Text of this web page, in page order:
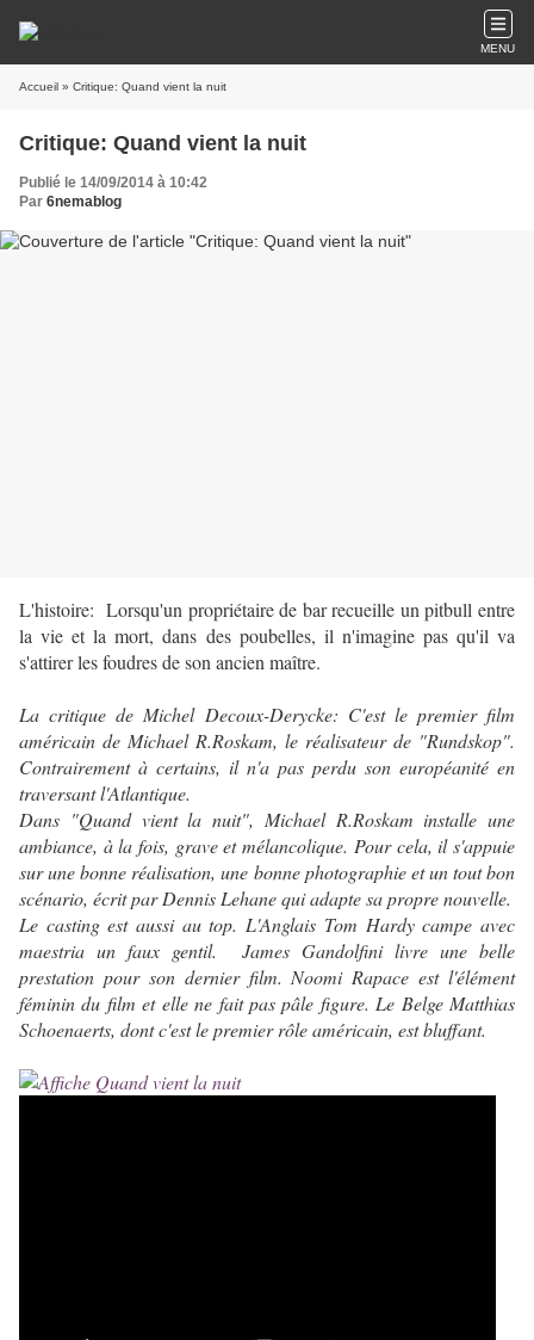
MENU
Accueil » Critique: Quand vient la nuit
Critique: Quand vient la nuit
Publié le 14/09/2014 à 10:42
Par 6nemablog
L'histoire: Lorsqu'un propriétaire de bar recueille un pitbull entre
la vie et la mort, dans des poubelles, il n'imagine pas qu'il va
s'attirer les foudres de son ancien maître.
La critique de Michel Decoux-Derycke: C'est le premier film
américain de Michael R.Roskam, le réalisateur de "Rundskop".
Contrairement à certains, il n'a pas perdu son européanité en
traversant l'Atlantique.
Dans "Quand vient la nuit", Michael R.Roskam installe une
ambiance, à la fois, grave et mélancolique. Pour cela, il s'appuie
sur une bonne réalisation, une bonne photographie et un tout bon
scénario, écrit par Dennis Lehane qui adapte sa propre nouvelle.
Le casting est aussi au top. L'Anglais Tom Hardy campe avec
maestria un faux gentil. James Gandolfini livre une belle
prestation pour son dernier film. Noomi Rapace est l'élément
féminin du film et elle ne fait pas pâle figure. Le Belge Matthias
Schoenaerts, dont c'est le premier rôle américain, est bluffant.